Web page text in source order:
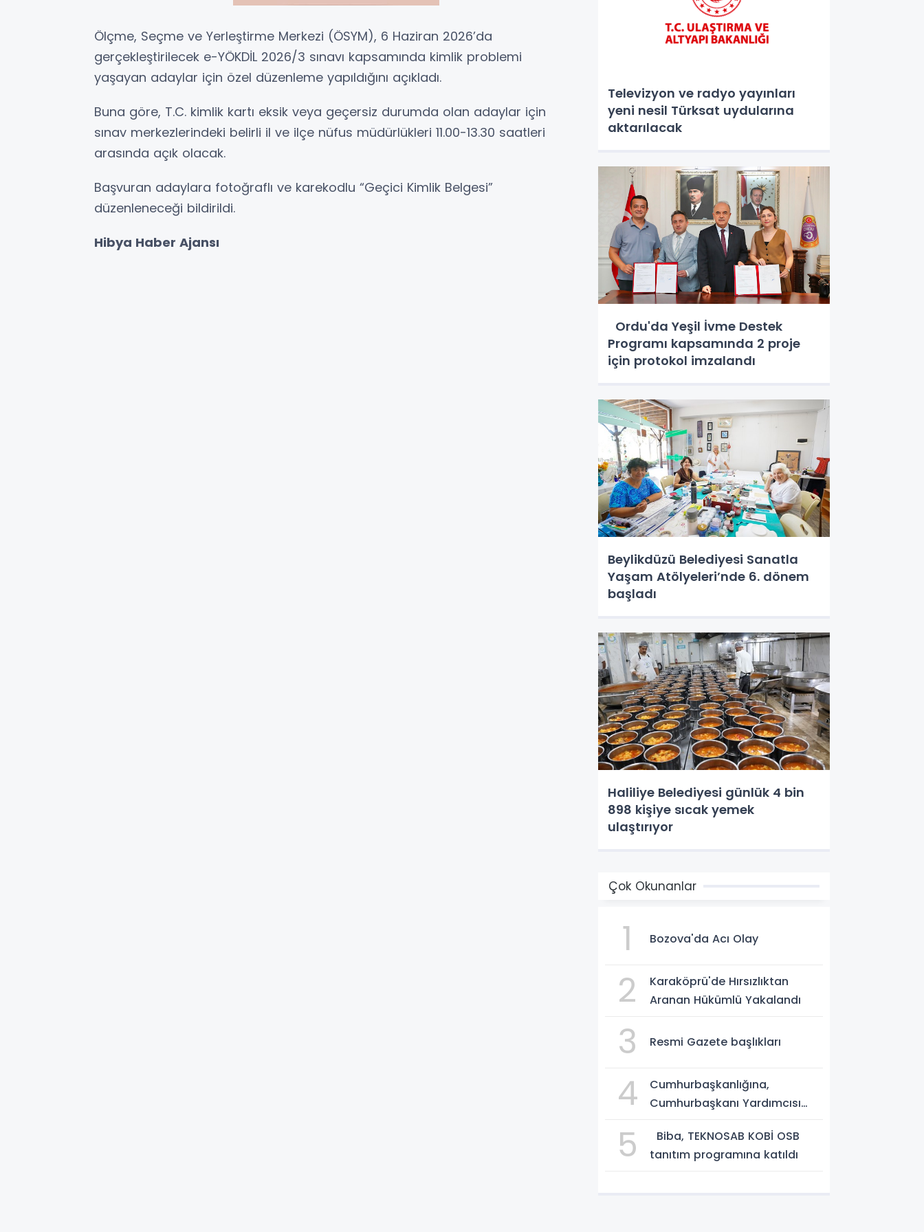
Ölçme, Seçme ve Yerleştirme Merkezi (ÖSYM), 6 Haziran 2026’da
gerçekleştirilecek e-YÖKDİL 2026/3 sınavı kapsamında kimlik problemi
yaşayan adaylar için özel düzenleme yapıldığını açıkladı.
Buna göre, T.C. kimlik kartı eksik veya geçersiz durumda olan adaylar için
sınav merkezlerindeki belirli il ve ilçe nüfus müdürlükleri 11.00-13.30 saatleri
arasında açık olacak.
Başvuran adaylara fotoğraflı ve karekodlu “Geçici Kimlik Belgesi”
düzenleneceği bildirildi.
Hibya Haber Ajansı
Televizyon ve radyo yayınları
yeni nesil Türksat uydularına
aktarılacak
Ordu'da Yeşil İvme Destek
Programı kapsamında 2 proje
için protokol imzalandı
Beylikdüzü Belediyesi Sanatla
Yaşam Atölyeleri’nde 6. dönem
başladı
Haliliye Belediyesi günlük 4 bin
898 kişiye sıcak yemek
ulaştırıyor
Çok Okunanlar
1 Bozova'da Acı Olay
2
Karaköprü'de Hırsızlıktan
Aranan Hükümlü Yakalandı
3 Resmi Gazete başlıkları
4
Cumhurbaşkanlığına,
Cumhurbaşkanı Yardımcısı
5
Biba, TEKNOSAB KOBİ OSB
tanıtım programına katıldı